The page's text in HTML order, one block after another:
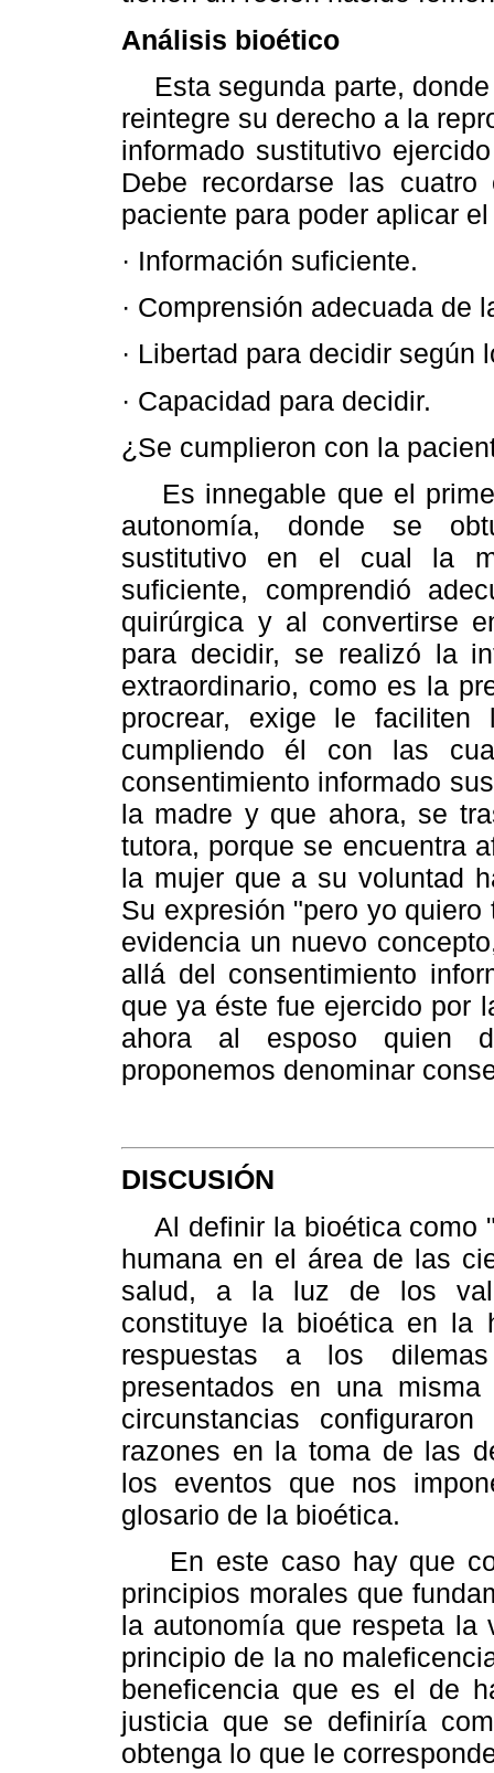
Análisis bioético
Esta segunda parte,
reintegre su derecho a la
informado sustitutivo
Debe recordarse las
paciente para poder aplicar
· Información suficiente.
· Comprensión adecuada de
· Libertad para decidir según
· Capacidad para decidir.
¿Se cumplieron con la
Es innegable que el
autonomía, donde se
sustitutivo en el cual la
suficiente, comprendió
quirúrgica y al convertirse
para decidir, se realizó la
extraordinario, como es la
procrear, exige le
cumpliendo él con las
consentimiento informado
la madre y que ahora, se
tutora, porque se encuentra
la mujer que a su voluntad
Su expresión "pero yo
evidencia un nuevo
allá del consentimiento
que ya éste fue ejercido por
ahora al esposo quien
proponemos denominar
DISCUSIÓN
Al definir la bioética como
humana en el área de las
salud, a la luz de los
constituye la bioética en la
respuestas a los
presentados en una
circunstancias
razones en la toma de las
los eventos que nos
glosario de la bioética.
En este caso hay que
principios morales que
la autonomía que respeta la
principio de la no
beneficencia que es el de
justicia que se definiría
obtenga lo que le